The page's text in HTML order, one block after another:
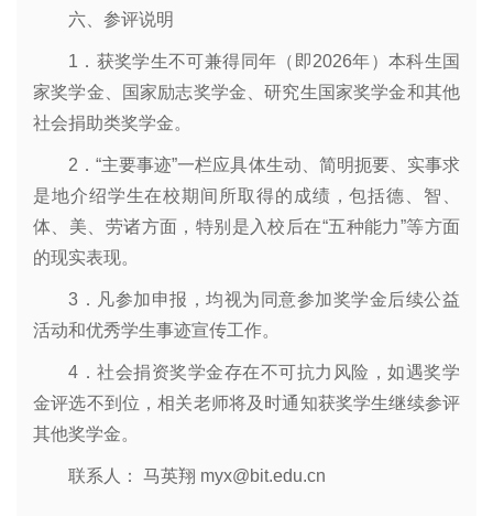
六、参评说明
1．获奖学生不可兼得同年（即2026年）本科生国
家奖学金、国家励志奖学金、研究生国家奖学金和其他
社会捐助类奖学金。
2．“主要事迹”一栏应具体生动、简明扼要、实事求
是地介绍学生在校期间所取得的成绩，包括德、智、
体、美、劳诸方面，特别是入校后在“五种能力”等方面
的现实表现。
3．凡参加申报，均视为同意参加奖学金后续公益
活动和优秀学生事迹宣传工作。
4．社会捐资奖学金存在不可抗力风险，如遇奖学
金评选不到位，相关老师将及时通知获奖学生继续参评
其他奖学金。
联系人： 马英翔 myx@bit.edu.cn